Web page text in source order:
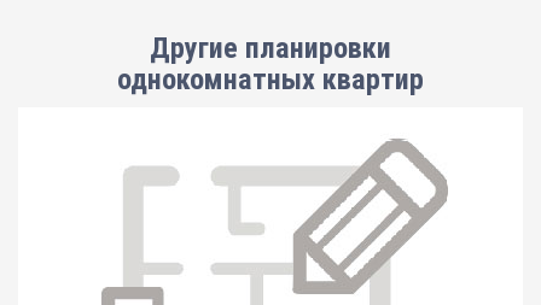
Другие планировки
однокомнатных квартир